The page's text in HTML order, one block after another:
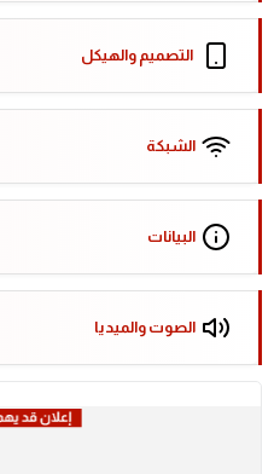
التصميم والهيكل
الشبكة
البيانات
الصوت والميديا